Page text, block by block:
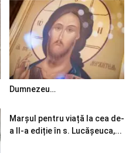
Dumnezeu…
Marșul pentru viață la cea de-
a II-a ediție în s. Lucășeuca,...